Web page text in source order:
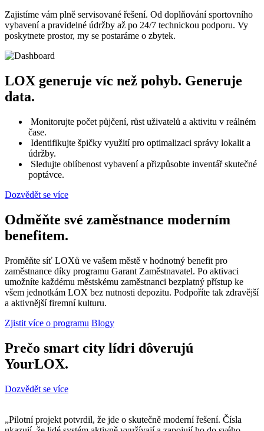
Zajistíme vám plně servisované řešení. Od doplňování sportovního
vybavení a pravidelné údržby až po 24/7 technickou podporu. Vy
poskytnete prostor, my se postaráme o zbytek.
LOX generuje víc než pohyb. Generuje
data.
Monitorujte počet půjčení, růst uživatelů a aktivitu v reálném
čase.
Identifikujte špičky využití pro optimalizaci správy lokalit a
údržby.
Sledujte oblíbenost vybavení a přizpůsobte inventář skutečné
poptávce.
Dozvědět se více
Odměňte své zaměstnance moderním
benefitem.
Proměňte síť LOXů ve vašem městě v hodnotný benefit pro
zaměstnance díky programu Garant Zaměstnavatel. Po aktivaci
umožníte každému městskému zaměstnanci bezplatný přístup ke
všem jednotkám LOX bez nutnosti depozitu. Podpoříte tak zdravější
a aktivnější firemní kulturu.
Zjistit více o programu Blogy
Prečo smart city lídri dôverujú
YourLOX.
Dozvědět se více
„Pilotní projekt potvrdil, že jde o skutečně moderní řešení. Čísla